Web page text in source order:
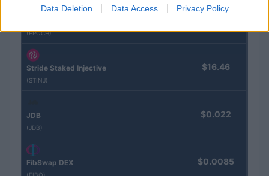
Data Deletion Data Access Privacy Policy
(EPOCH)
Stride Staked Injective
(STINJ)
$16.46
JDB
(JDB)
$0.022
FibSwap DEX $0.0085